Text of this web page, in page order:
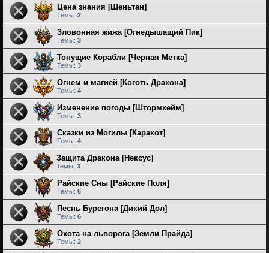
Цена знания [Шеньтан]
Темы: 2
Зловонная жижа [Огнедышащий Пик]
Темы: 3
Тонущие Корабли [Черная Метка]
Темы: 3
Огнем и магией [Коготь Дракона]
Темы: 4
Изменение погоды [Штормхейм]
Темы: 3
Сказки из Могилы [Каракот]
Темы: 4
Защита Дракона [Нексус]
Темы: 3
Райские Сны [Райские Поля]
Темы: 6
Песнь Бурегона [Дикий Дол]
Темы: 6
Охота на льворога [Земли Прайда]
Темы: 2